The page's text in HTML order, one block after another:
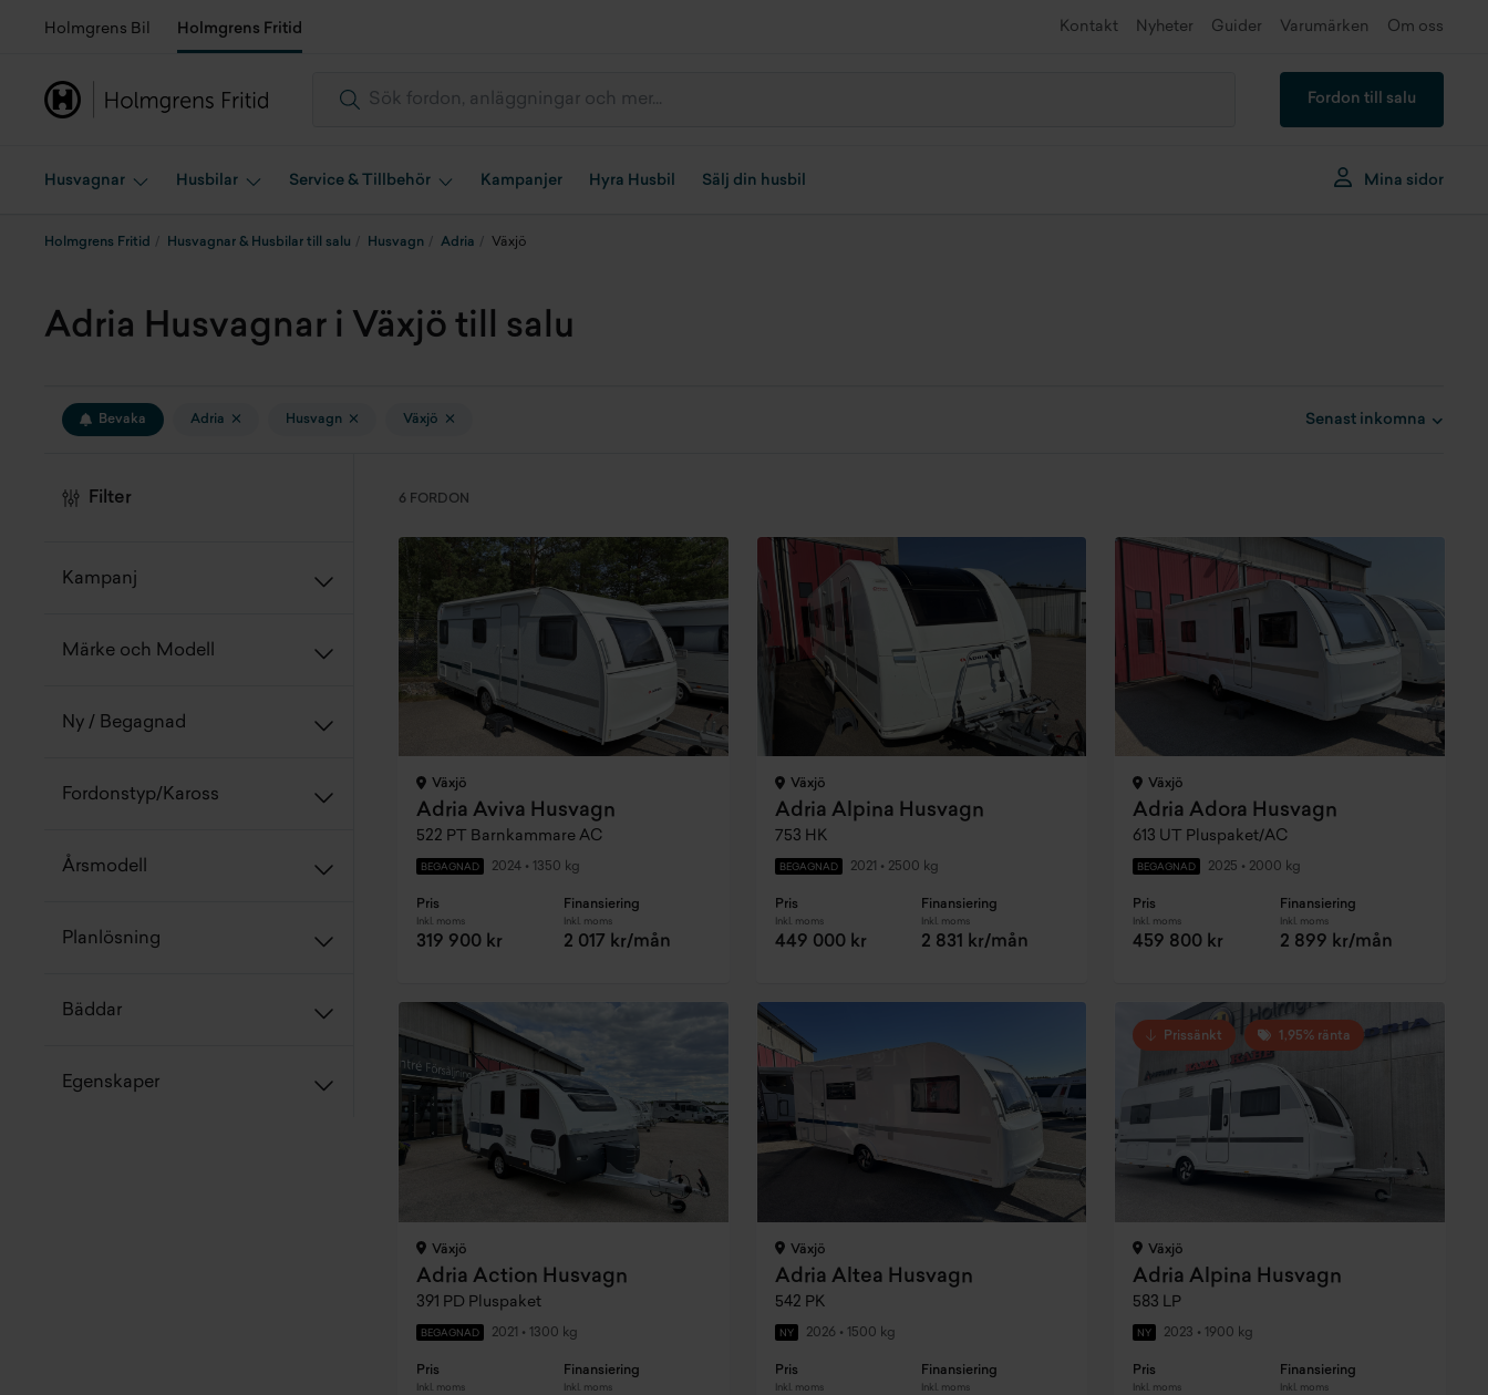
Holmgrens Bil Holmgrens Fritid Kontakt Nyheter Guider Varumärken Om oss
Fordon till salu
Husvagnar Husbilar Service & Tillbehör Kampanjer Hyra Husbil Sälj din husbil Mina sidor
Holmgrens Fritid Husvagnar & Husbilar till salu Husvagn Adria Växjö
Adria Husvagnar i Växjö till salu
Bevaka Adria Husvagn Växjö
Filter
Kampanj
Märke och Modell
Ny / Begagnad
Fordonstyp/Kaross
Årsmodell
Planlösning
Bäddar
Egenskaper
6 FORDON
Växjö
Adria Aviva Husvagn
522 PT Barnkammare AC
BEGAGNAD 2024 • 1350 kg
Pris
Inkl. moms
319 900 kr
Finansiering
Inkl. moms
2 017 kr/mån
Växjö
Adria Alpina Husvagn
753 HK
BEGAGNAD 2021 • 2500 kg
Pris
Inkl. moms
449 000 kr
Finansiering
Inkl. moms
2 831 kr/mån
Växjö
Adria Adora Husvagn
613 UT Pluspaket/AC
BEGAGNAD 2025 • 2000 kg
Pris
Inkl. moms
459 800 kr
Finansiering
Inkl. moms
2 899 kr/mån
Växjö
Adria Action Husvagn
391 PD Pluspaket
BEGAGNAD 2021 • 1300 kg
Pris
Inkl. moms
Finansiering
Inkl. moms
Växjö
Adria Altea Husvagn
542 PK
NY 2026 • 1500 kg
Pris
Inkl. moms
Finansiering
Inkl. moms
Prissänkt 1,95% ränta
Växjö
Adria Alpina Husvagn
583 LP
NY 2023 • 1900 kg
Pris
Inkl. moms
Finansiering
Inkl. moms